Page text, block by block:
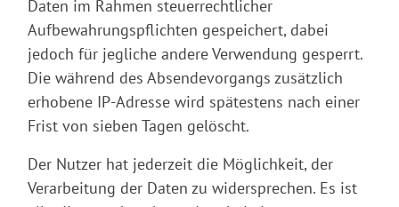
Daten im Rahmen steuerrechtlicher
Aufbewahrungspflichten gespeichert, dabei
jedoch für jegliche andere Verwendung gesperrt.
Die während des Absendevorgangs zusätzlich
erhobene IP-Adresse wird spätestens nach einer
Frist von sieben Tagen gelöscht.
Der Nutzer hat jederzeit die Möglichkeit, der
Verarbeitung der Daten zu widersprechen. Es ist